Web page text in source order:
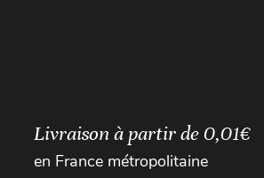
Livraison à partir de 0,01€
en France métropolitaine